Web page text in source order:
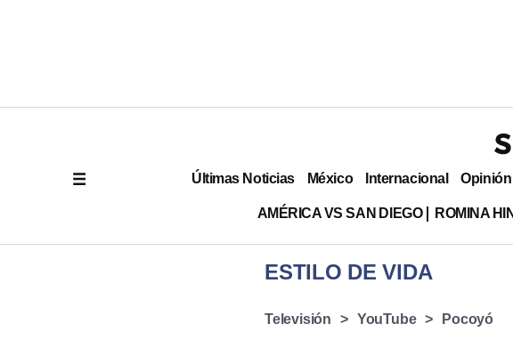
Últimas Noticias México Internacional Opinión
AMÉRICA VS SAN DIEGO ROMINA
ESTILO DE VIDA
Televisión YouTube Pocoyó